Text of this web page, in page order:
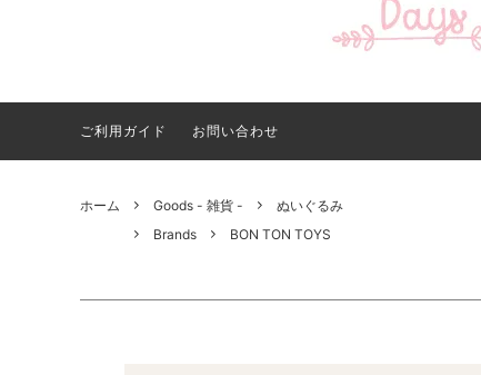
ご利用ガイド お問い合わせ
ホーム Goods - 雑貨 -
ぬいぐるみ
Brands
BON TON TOYS